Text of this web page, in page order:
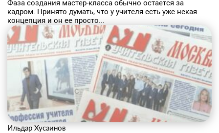
​Фаза создания мастер-класса обычно остается за
кадром. Принято думать, что у учителя есть уже некая
концепция и он ее просто...
Ильдар Хусаинов